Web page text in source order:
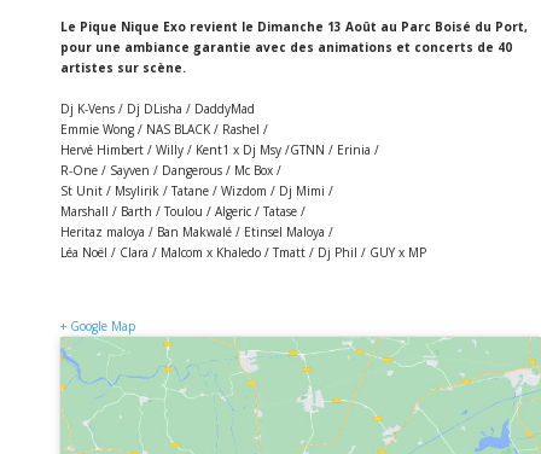
Le Pique Nique Exo revient le Dimanche 13 Août au Parc Boisé du Port,
pour une ambiance garantie avec des animations et concerts de 40
artistes sur scène.
Dj K-Vens / Dj DLisha / DaddyMad
Emmie Wong / NAS BLACK / Rashel /
Hervé Himbert / Willy / Kent1 x Dj Msy /GTNN / Erinia /
R-One / Sayven / Dangerous / Mc Box /
St Unit / Msylirik / Tatane / Wizdom / Dj Mimi /
Marshall / Barth / Toulou / Algeric / Tatase /
Heritaz maloya / Ban Makwalé / Etinsel Maloya /
Léa Noël / Clara / Malcom x Khaledo / Tmatt / Dj Phil / GUY x MP
+ Google Map